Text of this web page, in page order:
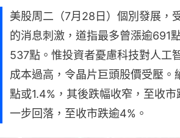
美股周二（7月28日）個別發展，
的消息刺激，道指最多曾漲逾691
537點。惟投資者憂慮科技對人工
成本過高，令晶片巨頭股價受壓。
點或1.4%，其後跌幅收窄，至收
一步回落，至收市跌逾4%。